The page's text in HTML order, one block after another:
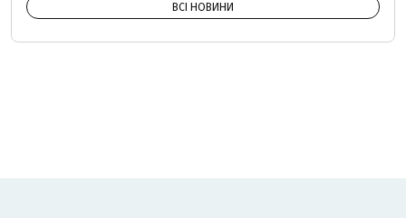
ВСІ НОВИНИ